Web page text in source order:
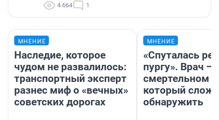
4 664 1
МНЕНИЕ
Наследие, которое
чудом не развалилось:
транспортный эксперт
разнес миф о «вечных»
советских дорогах
МНЕНИЕ
«Спуталась
пургу». Врач —
смертельном
который
обнаружить